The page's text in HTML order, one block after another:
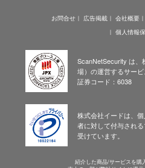
お問合せ 広告掲載 会社概要
個人情報
ScanNetSecurity は、
場）の運営するサービ
証券コード：6038
株式会社イードは、
者に対して付与され
受けています。
紹介した商品/サービスを購